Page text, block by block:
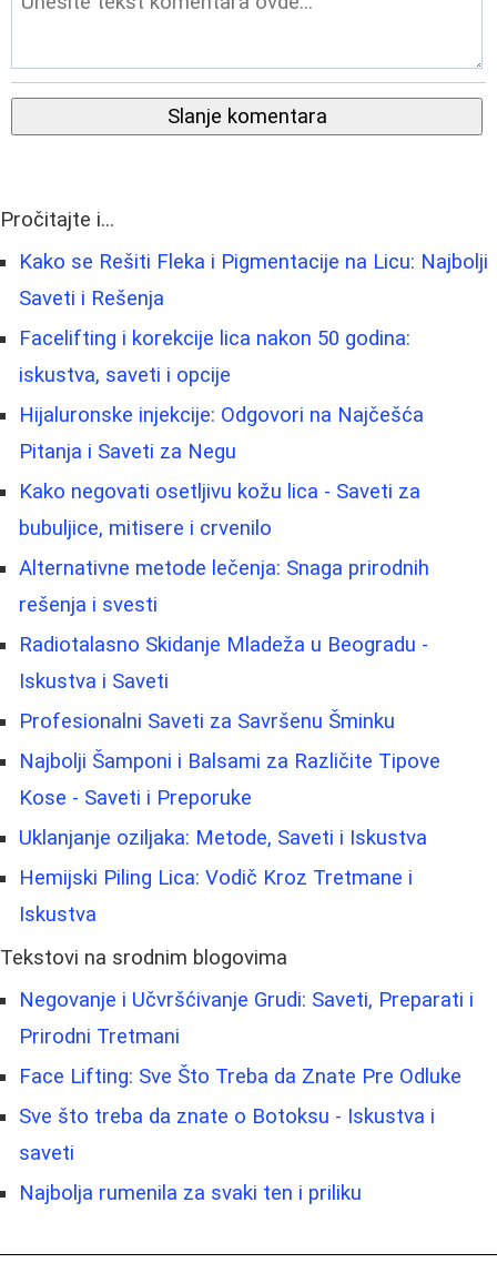
Slanje komentara
Pročitajte i...
Kako se Rešiti Fleka i Pigmentacije na Licu: Najbolji
Saveti i Rešenja
Facelifting i korekcije lica nakon 50 godina:
iskustva, saveti i opcije
Hijaluronske injekcije: Odgovori na Najčešća
Pitanja i Saveti za Negu
Kako negovati osetljivu kožu lica - Saveti za
bubuljice, mitisere i crvenilo
Alternativne metode lečenja: Snaga prirodnih
rešenja i svesti
Radiotalasno Skidanje Mladeža u Beogradu -
Iskustva i Saveti
Profesionalni Saveti za Savršenu Šminku
Najbolji Šamponi i Balsami za Različite Tipove
Kose - Saveti i Preporuke
Uklanjanje oziljaka: Metode, Saveti i Iskustva
Hemijski Piling Lica: Vodič Kroz Tretmane i
Iskustva
Tekstovi na srodnim blogovima
Negovanje i Učvršćivanje Grudi: Saveti, Preparati i
Prirodni Tretmani
Face Lifting: Sve Što Treba da Znate Pre Odluke
Sve što treba da znate o Botoksu - Iskustva i
saveti
Najbolja rumenila za svaki ten i priliku